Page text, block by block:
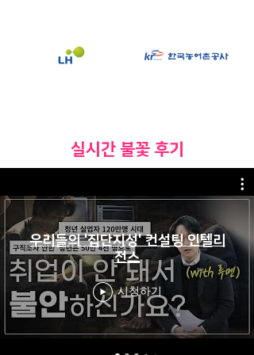
​실시간 불꽃 후기
우리들의 '집단지성' 컨설팅 인텔리
전스
시청하기